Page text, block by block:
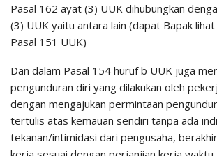
Pasal 162 ayat (3) UUK dihubungkan
(3) UUK yaitu antara lain (dapat Bapak
Pasal 151 UUK)
Dan dalam Pasal 154 huruf b UUK juga
pengunduran diri yang dilakukan oleh
dengan mengajukan permintaan
tertulis atas kemauan sendiri tanpa ada
tekanan/intimidasi dari pengusaha,